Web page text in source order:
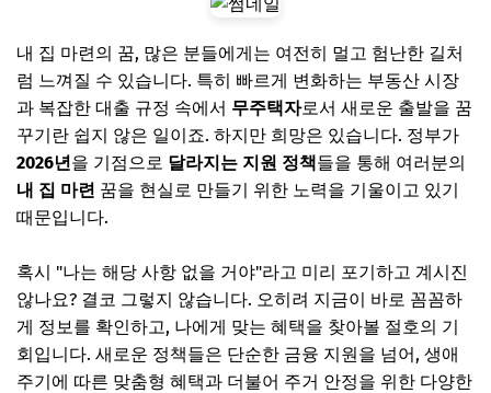
내 집 마련의 꿈, 많은 분들에게는 여전히 멀고 험난한 길처
럼 느껴질 수 있습니다. 특히 빠르게 변화하는 부동산 시장
과 복잡한 대출 규정 속에서 무주택자로서 새로운 출발을 꿈
꾸기란 쉽지 않은 일이죠. 하지만 희망은 있습니다. 정부가
2026년을 기점으로 달라지는 지원 정책들을 통해 여러분의
내 집 마련 꿈을 현실로 만들기 위한 노력을 기울이고 있기
때문입니다.
혹시 "나는 해당 사항 없을 거야"라고 미리 포기하고 계시진
않나요? 결코 그렇지 않습니다. 오히려 지금이 바로 꼼꼼하
게 정보를 확인하고, 나에게 맞는 혜택을 찾아볼 절호의 기
회입니다. 새로운 정책들은 단순한 금융 지원을 넘어, 생애
주기에 따른 맞춤형 혜택과 더불어 주거 안정을 위한 다양한